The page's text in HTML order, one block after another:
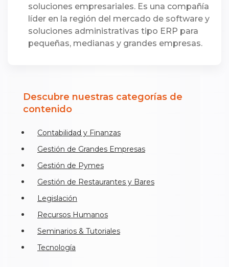
soluciones empresariales. Es una compañía
líder en la región del mercado de software y
soluciones administrativas tipo ERP para
pequeñas, medianas y grandes empresas.
Descubre nuestras categorías de
contenido
Contabilidad y Finanzas
Gestión de Grandes Empresas
Gestión de Pymes
Gestión de Restaurantes y Bares
Legislación
Recursos Humanos
Seminarios & Tutoriales
Tecnología